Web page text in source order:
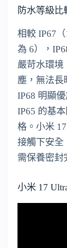
防水等級比
相較 IP67
為 6），
嚴苛水環境
塵，無法長
IP68 明顯
IP65 的基
格。小米
接觸下安全
需保養密封
小米 17